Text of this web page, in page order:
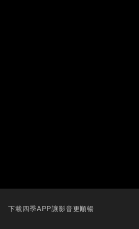
下載四季APP讓影音更順暢